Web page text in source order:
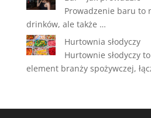
Prowadzenie baru to
drinków, ale także …
Hurtownia słodyczy
Hurtownie słodyczy
element branży spożywczej,